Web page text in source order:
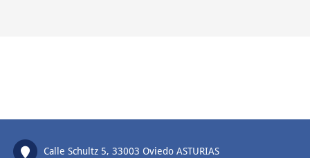
Calle Schultz 5, 33003 Oviedo ASTURIAS